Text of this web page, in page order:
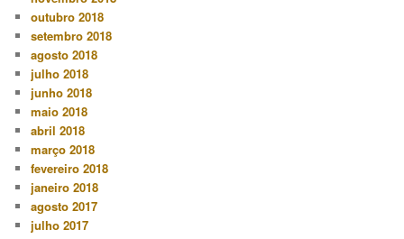
outubro 2018
setembro 2018
agosto 2018
julho 2018
junho 2018
maio 2018
abril 2018
março 2018
fevereiro 2018
janeiro 2018
agosto 2017
julho 2017